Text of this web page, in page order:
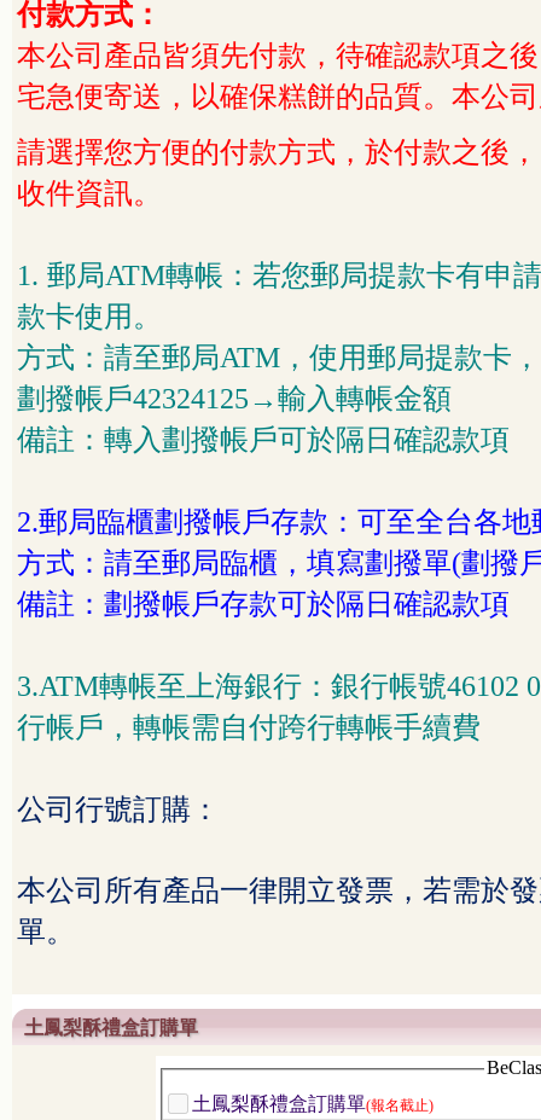
付款方式：
本公司產品皆須先付款，待確認款項之
宅急便寄送，以確保糕餅的品質。本公
請選擇您方便的付款方式，於付款之後
收件資訊。
1. 郵局ATM轉帳：若您郵局提款卡有申
款卡使用。
方式：請至郵局ATM ，使用郵局提款
劃撥帳戶42324125→輸入轉帳金額
備註：轉入劃撥帳戶可於隔日確認款項
2.郵局臨櫃劃撥帳戶存款：可至全台各地
方式：請至郵局臨櫃，填寫劃撥單(劃撥
備註：劃撥帳戶存款可於隔日確認款項
3.ATM轉帳至上海銀行：銀行帳號46102
行帳戶，轉帳需自付跨行轉帳手續費
公司行號訂購：
本公司所有產品一律開立發票，若需於
單。
土鳳梨酥禮盒訂購單